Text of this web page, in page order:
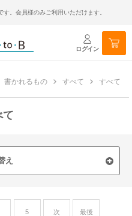
。会員様のみご利用いただけます。
ログイン
書かれるもの すべて すべて
て
え
5 次 最後